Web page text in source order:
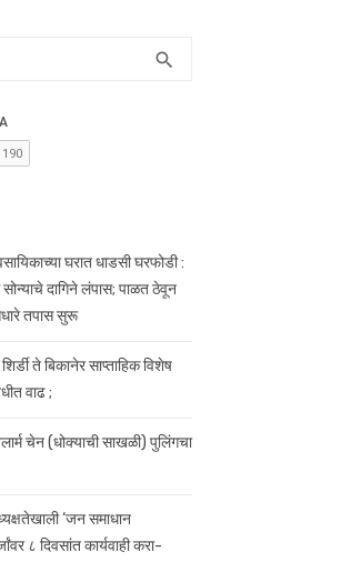
search
घरात धाडसी घरफोडी :
दागिने लंपास; पाळत ठेवून
तपास सुरू
ते बिकानेर साप्ताहिक विशेष
वाढ ;
चेन (धोक्याची साखळी) पुलिंगचा
‘जन समाधान
८ दिवसांत कार्यवाही करा-